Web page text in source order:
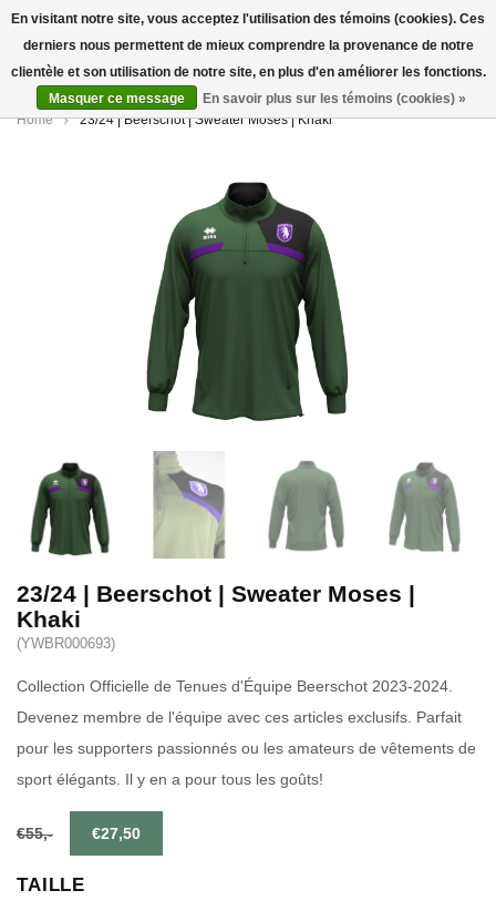
0
Home 23/24 | Beerschot | Sweater Moses | Khaki
23/24 | Beerschot | Sweater Moses |
Khaki
(YWBR000693)
Collection Officielle de Tenues d'Équipe Beerschot 2023-2024.
Devenez membre de l'équipe avec ces articles exclusifs. Parfait
pour les supporters passionnés ou les amateurs de vêtements de
sport élégants. Il y en a pour tous les goûts!
€55,- €27,50
TAILLE
En visitant notre site, vous acceptez l'utilisation des témoins (cookies). Ces
derniers nous permettent de mieux comprendre la provenance de notre
clientèle et son utilisation de notre site, en plus d'en améliorer les fonctions.
Masquer ce message
En savoir plus sur les témoins (cookies) »